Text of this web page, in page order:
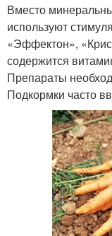
Вместо
используют
«Эффектон»,
содержится
Препараты
Подкормки часто